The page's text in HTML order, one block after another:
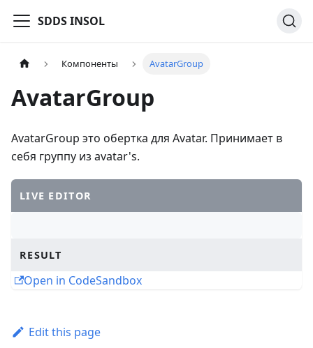
SDDS INSOL
Компоненты AvatarGroup
AvatarGroup
AvatarGroup это обертка для Avatar. Принимает в
себя группу из avatar's.
LIVE EDITOR
RESULT
Open in CodeSandbox
Edit this page